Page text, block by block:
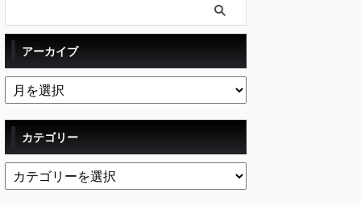
アーカイブ
カテゴリー